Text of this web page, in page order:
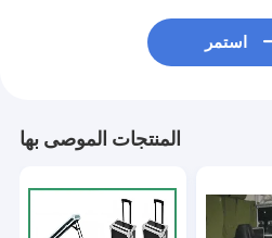
استمر
المنتجات الموصى بها